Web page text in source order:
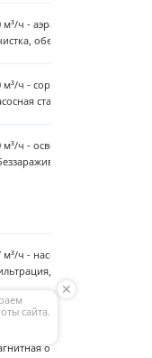
м³/ч - аэрация, осветление,
обеззараживание.
м³/ч - сорбционная очистка,
станция второго
м³/ч - осветление,
м³/ч - насосная станция,
УФ-
м³/ч - сорбция (упрощенная
обработка
сайта.
✕